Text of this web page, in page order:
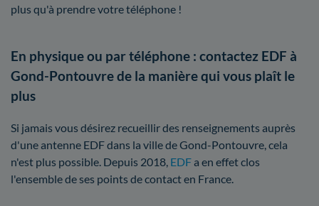
plus qu'à prendre votre téléphone !
En physique ou par téléphone : contactez EDF à
Gond-Pontouvre de la manière qui vous plaît le
plus
Si jamais vous désirez recueillir des renseignements auprès
d'une antenne EDF dans la ville de Gond-Pontouvre, cela
n'est plus possible. Depuis 2018, EDFa en effet clos
l'ensemble de ses points de contact en France.